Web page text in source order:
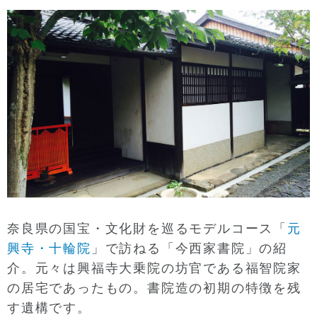
奈良県の国宝・文化財を巡るモデルコース「 元
興寺・十輪院 」で訪ねる「今西家書院」の紹
介。元々は興福寺大乗院の坊官である福智院家
の居宅であったもの。書院造の初期の特徴を残
す遺構です。